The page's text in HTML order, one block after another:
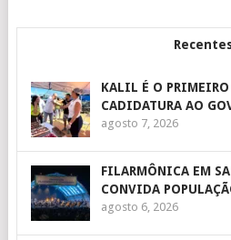
KALIL É O PRIMEIRO
CADIDATURA AO
agosto 7, 2026
FILARMÔNICA EM
CONVIDA
agosto 6, 2026